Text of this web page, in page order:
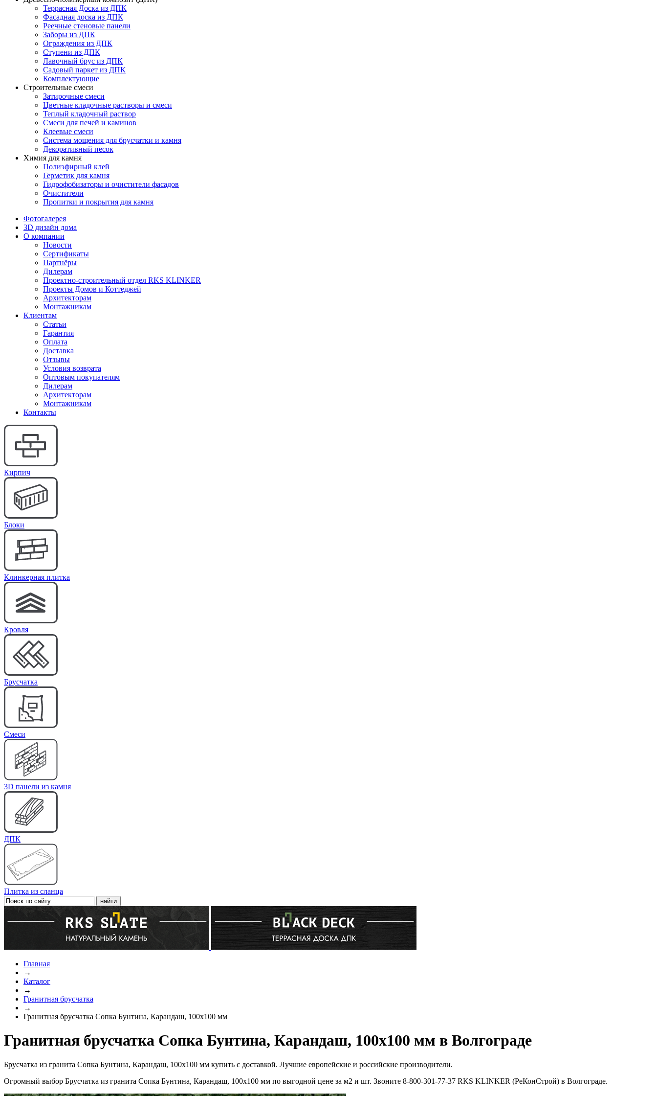
Террасная Доска из ДПК
Фасадная доска из ДПК
Реечные стеновые панели
Заборы из ДПК
Ограждения из ДПК
Ступени из ДПК
Лавочный брус из ДПК
Садовый паркет из ДПК
Комплектующие
Строительные смеси
Затирочные смеси
Цветные кладочные растворы и смеси
Теплый кладочный раствор
Смеси для печей и каминов
Клеевые смеси
Система мощения для брусчатки и камня
Декоративный песок
Химия для камня
Полиэфирный клей
Герметик для камня
Гидрофобизаторы и очистители фасадов
Очистители
Пропитки и покрытия для камня
Фотогалерея
3D дизайн дома
О компании
Новости
Сертификаты
Партнёры
Дилерам
Проектно-строительный отдел RKS KLINKER
Проекты Домов и Коттеджей
Архитекторам
Монтажникам
Клиентам
Статьи
Гарантия
Оплата
Доставка
Отзывы
Условия возврата
Оптовым покупателям
Дилерам
Архитекторам
Монтажникам
Контакты
Кирпич
Блоки
Клинкерная плитка
Кровля
Брусчатка
Cмеси
3D панели из камня
ДПК
Плитка из сланца
Главная
→
Каталог
→
Гранитная брусчатка
→
Гранитная брусчатка Сопка Бунтина, Карандаш, 100x100 мм
Гранитная брусчатка Сопка Бунтина, Карандаш, 100x100 мм в Волгограде
Брусчатка из гранита Сопка Бунтина, Карандаш, 100x100 мм купить с доставкой. Лучшие европейские и российские производители.
Огромный выбор Брусчатка из гранита Сопка Бунтина, Карандаш, 100x100 мм по выгодной цене за м2 и шт. Звоните 8-800-301-77-37 RKS KLINKER (РеКонСтрой) в Волгограде.